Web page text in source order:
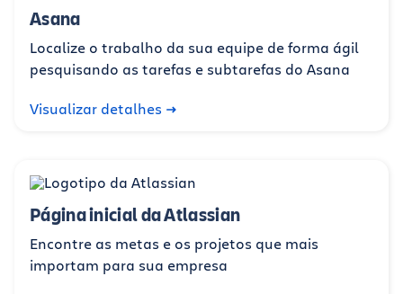
Asana
Localize o trabalho da sua equipe de forma ágil
pesquisando as tarefas e subtarefas do Asana
Visualizar detalhes
Página inicial da Atlassian
Encontre as metas e os projetos que mais
importam para sua empresa